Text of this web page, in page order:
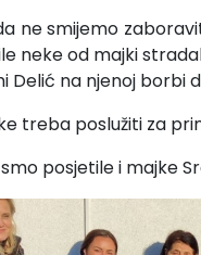
ne smijemo
neke od majki
Delić na njenoj borbi
treba poslužiti za
posjetile i majke